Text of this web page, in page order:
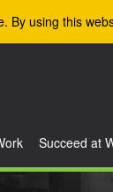
using this
Succeed at